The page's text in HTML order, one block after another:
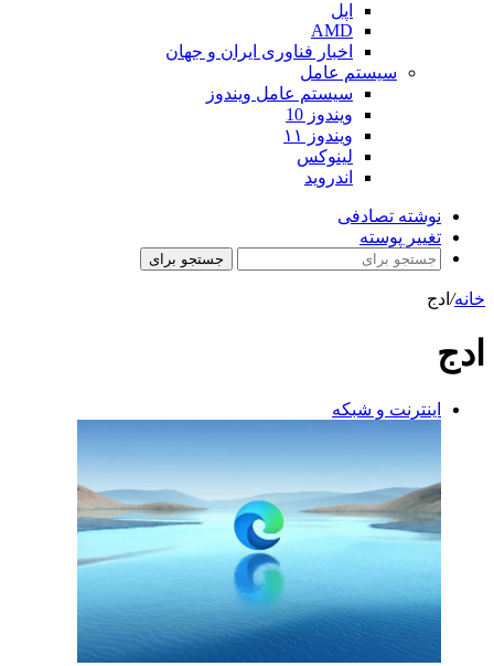
اپل
AMD
اخبار فناوری ایران و جهان
سیستم عامل
سیستم عامل ویندوز
ویندوز 10
ویندوز ۱۱
لینوکس
اندروید
نوشته تصادفی
تغییر پوسته
جستجو برای
خانه/ ادج
ادج
اینترنت و شبکه